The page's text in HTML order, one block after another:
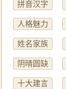
拼音汉字
人格魅力
姓名家族
阴晴圆缺
十大建言